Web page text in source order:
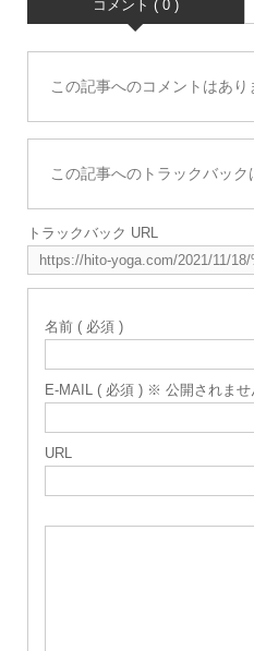
コメント ( 0 )
この記事へのコメントはあり
この記事へのトラックバック
トラックバック URL
名前 ( 必須 )
E-MAIL ( 必須 ) ※ 公開されませ
URL